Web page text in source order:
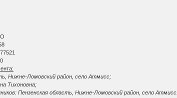
Нижне-Ломовский район, село Атмисс;
Тихоновна;
Пензенская область, Нижне-Ломовский район, село Атмисс.